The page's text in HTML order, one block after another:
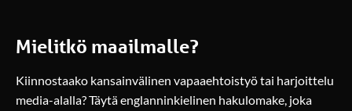
Mielitkö maailmalle?
Kiinnostaako kansainvälinen vapaaehtoistyö tai harjoittelu
media-alalla? Täytä englanninkielinen hakulomake, joka